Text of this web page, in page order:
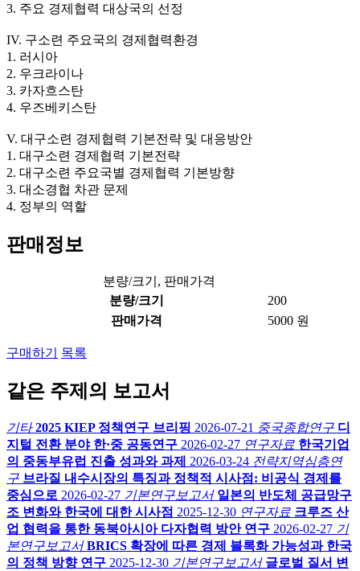
3. 주요 경제협력 대상국의 선정
IV. 구소련 주요국의 경제협력환경
1. 러시아
2. 우크라이나
3. 카자흐스탄
4. 우즈베키스탄
V. 대구소련 경제협력 기본전략 및 대응방안
1. 대구소련 경제협력 기본전략
2. 대구소련 주요국별 경제협력 기본방향
3. 대소경협 차관 문제
4. 정부의 역할
판매정보
분량/크기, 판매가격
분량/크기
200
판매가격
5000 원
구매하기 목록
같은 주제의 보고서
기타 2025 KIEP 정책연구 브리핑 2026-07-21 중국종합연구 디
지털 전환 분야 한·중 공동연구 2026-02-27 연구자료 한국기업
의 중동부유럽 진출 성과와 과제
2026-03-24 전략지역심층연
구 브라질 내수시장의 특징과 정책적 시사점: 비공식 경제를
중심으로 2026-02-27 기본연구보고서 일본의 반도체 공급망구
조 변화와 한국에 대한 시사점 2025-12-30 연구자료 크루즈 산
업 협력을 통한 동북아시아 다자협력 방안 연구 2026-02-27 기
본연구보고서 BRICS 확장에 따른 경제 블록화 가능성과 한국
의 정책 방향 연구 2025-12-30 기본연구보고서 글로벌 질서 변